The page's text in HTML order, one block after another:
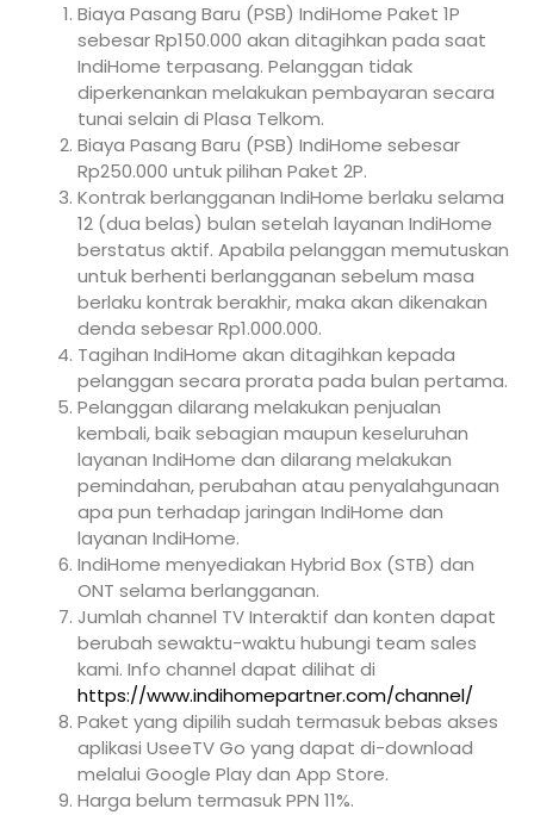
Biaya Pasang Baru (PSB) IndiHome Paket 1P
sebesar Rp150.000 akan ditagihkan pada saat
IndiHome terpasang. Pelanggan tidak
diperkenankan melakukan pembayaran secara
tunai selain di Plasa Telkom.
Biaya Pasang Baru (PSB) IndiHome sebesar
Rp250.000 untuk pilihan Paket 2P.
Kontrak berlangganan IndiHome berlaku selama
12 (dua belas) bulan setelah layanan IndiHome
berstatus aktif. Apabila pelanggan memutuskan
untuk berhenti berlangganan sebelum masa
berlaku kontrak berakhir, maka akan dikenakan
denda sebesar Rp1.000.000.
Tagihan IndiHome akan ditagihkan kepada
pelanggan secara prorata pada bulan pertama.
Pelanggan dilarang melakukan penjualan
kembali, baik sebagian maupun keseluruhan
layanan IndiHome dan dilarang melakukan
pemindahan, perubahan atau penyalahgunaan
apa pun terhadap jaringan IndiHome dan
layanan IndiHome.
IndiHome menyediakan Hybrid Box (STB) dan
ONT selama berlangganan.
Jumlah channel TV Interaktif dan konten dapat
berubah sewaktu-waktu hubungi team sales
kami. Info channel dapat dilihat di
https://www.indihomepartner.com/channel/
Paket yang dipilih sudah termasuk bebas akses
aplikasi UseeTV Go yang dapat di-download
melalui Google Play dan App Store.
Harga belum termasuk PPN 11%.